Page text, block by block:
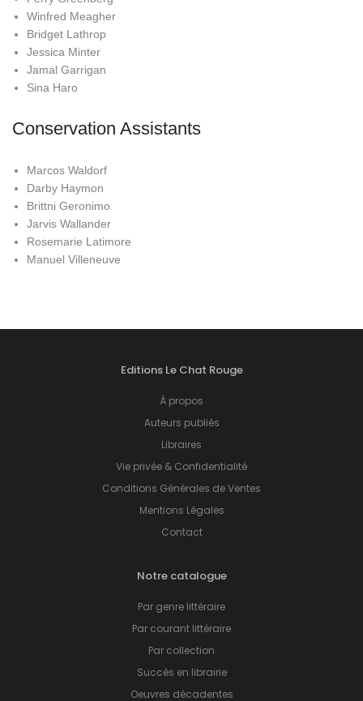
Winfred Meagher
Bridget Lathrop
Jessica Minter
Jamal Garrigan
Sina Haro
Conservation Assistants
Marcos Waldorf
Darby Haymon
Brittni Geronimo
Jarvis Wallander
Rosemarie Latimore
Manuel Villeneuve
Editions Le Chat Rouge
À propos
Auteurs publiés
Libraires
Vie privée & Confidentialité
Conditions Générales de Ventes
Mentions Légales
Contact
Notre catalogue
Par genre littéraire
Par courant littéraire
Par collection
Succès en librairie
Oeuvres décadentes